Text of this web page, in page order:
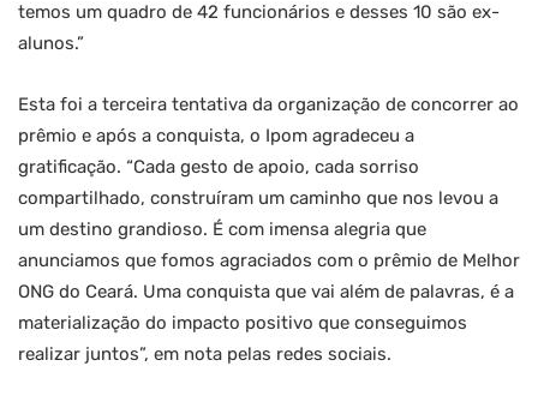
temos um quadro de 42 funcionários e desses 10 são ex-
alunos.”
Esta foi a terceira tentativa da organização de concorrer ao
prêmio e após a conquista, o Ipom agradeceu a
gratificação. “Cada gesto de apoio, cada sorriso
compartilhado, construíram um caminho que nos levou a
um destino grandioso. É com imensa alegria que
anunciamos que fomos agraciados com o prêmio de Melhor
ONG do Ceará. Uma conquista que vai além de palavras, é a
materialização do impacto positivo que conseguimos
realizar juntos”, em nota pelas redes sociais.